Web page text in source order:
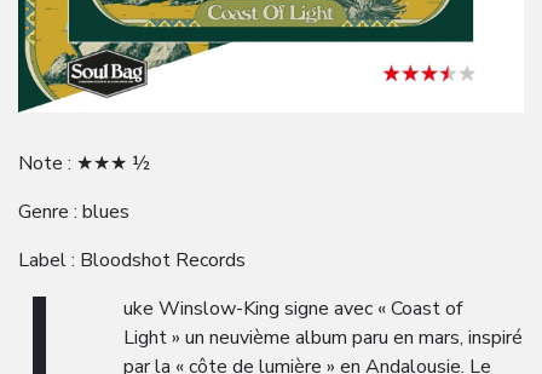
Note : ★★★ ½
Genre : blues
Label : Bloodshot Records
uke Winslow-King signe avec « Coast of
Light » un neuvième album paru en mars, inspiré
par la « côte de lumière » en Andalousie. Le